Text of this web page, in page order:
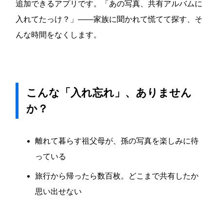
追加できるアプリです。「あの写真、共有アルバムに
入れてたっけ？」——家族に聞かれて慌てて探す、そ
んな時間をなくします。
こんな「入れ忘れ」、ありません
か？
離れて暮らす祖父母が、孫の写真を楽しみに待
っている
旅行から帰ったら数百枚。どこまで共有したか
思い出せない